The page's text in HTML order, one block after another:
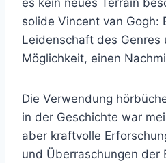
solide Vincent van Gogh:
Leidenschaft des Genres
Möglichkeit, einen
Die Verwendung
in der Geschichte war
aber kraftvolle
und Überraschungen der